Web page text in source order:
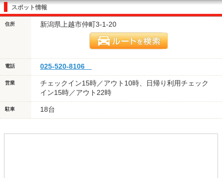
スポット情報
住所 新潟県上越市仲町3-1-20
電話 025-520-8106
営業
チェックイン15時／アウト10時、日帰り利用チェック
イン15時／アウト22時
駐車 18台